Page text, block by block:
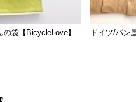
の袋【BicycleLove】 ドイツ/パン